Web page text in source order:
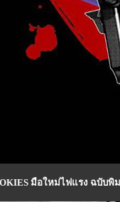
มือใหม่ไฟแรง ฉบับพิ